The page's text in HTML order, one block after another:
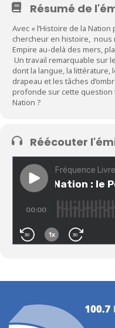
Résumé de
Avec « l’Histoire de la
chercheur en histoire, nous
Empire au-delà des mers,
Un travail remarquable sur
dont la langue, la littérature,
drapeau et les tâches
profonde sur cette question
Nation ?
Réécouter